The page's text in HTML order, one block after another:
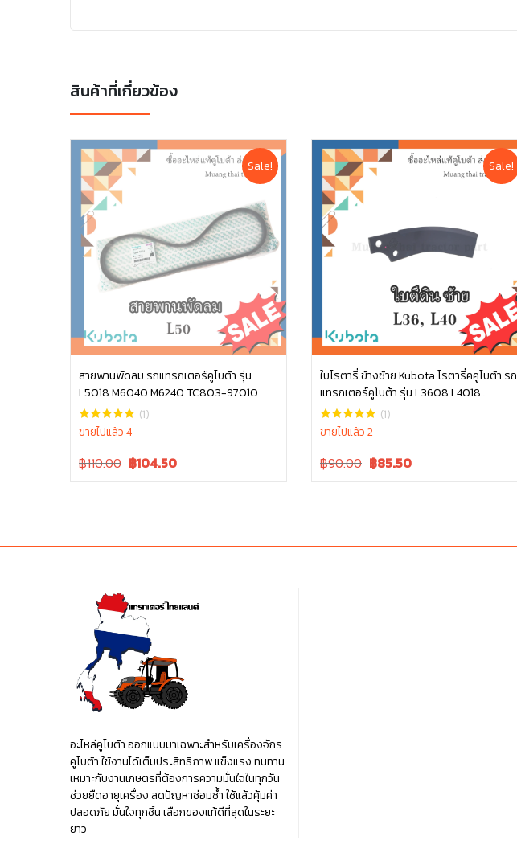
สินค้าที่เกี่ยวข้อง
Sale!
สายพานพัดลม รถแทรกเตอร์คูโบต้า รุ่น
L5018 M6040 M6240 TC803-97010
(1)
ขายไปแล้ว 4
Original
฿110.00 Current
฿104.50
หยิบใส่ตะกร้า
Sale!
ใบโรตารี่ ข้างซ้าย Kubota โรตารี่คคูโบต้า รถ
แทรกเตอร์คูโบต้า รุ่น L3608 L4018
W9516-54163(1)
ขายไปแล้ว 2
Original
฿90.00 Current
฿85.50
หยิบใส่ตะกร้า
อะไหล่คูโบต้า ออกแบบมาเฉพาะสำหรับเครื่องจักร
คูโบต้า ใช้งานได้เต็มประสิทธิภาพ แข็งแรง ทนทาน
เหมาะกับงานเกษตรที่ต้องการความมั่นใจในทุกวัน
ช่วยยืดอายุเครื่อง ลดปัญหาซ่อมซ้ำ ใช้แล้วคุ้มค่า
ปลอดภัย มั่นใจทุกชิ้น เลือกของแท้ดีที่สุดในระยะ
ยาว